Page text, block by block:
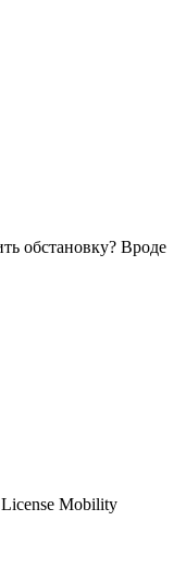
обстановку? Вроде
Mobility